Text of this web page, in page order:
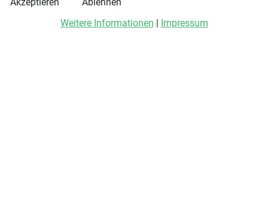
Weitere Informationen | Impressum